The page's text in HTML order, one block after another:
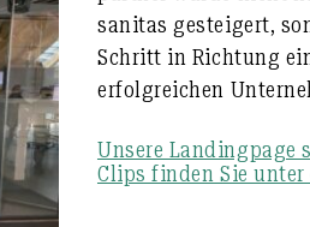
sanitas gesteigert,
Schritt in Richtung
erfolgreichen
Unsere Landingpage
Clips finden Sie unter